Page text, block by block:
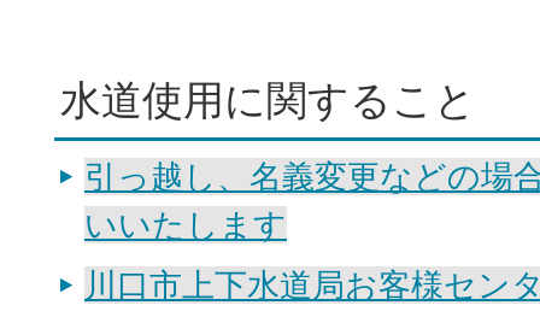
水道使用に関すること
引っ越し、名義変更などの場
いいたします
川口市上下水道局お客様セン